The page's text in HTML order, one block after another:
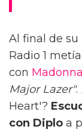
Al final de su
Radio 1
con Madonna
Major Lazer".
Heart'?
con Diplo a